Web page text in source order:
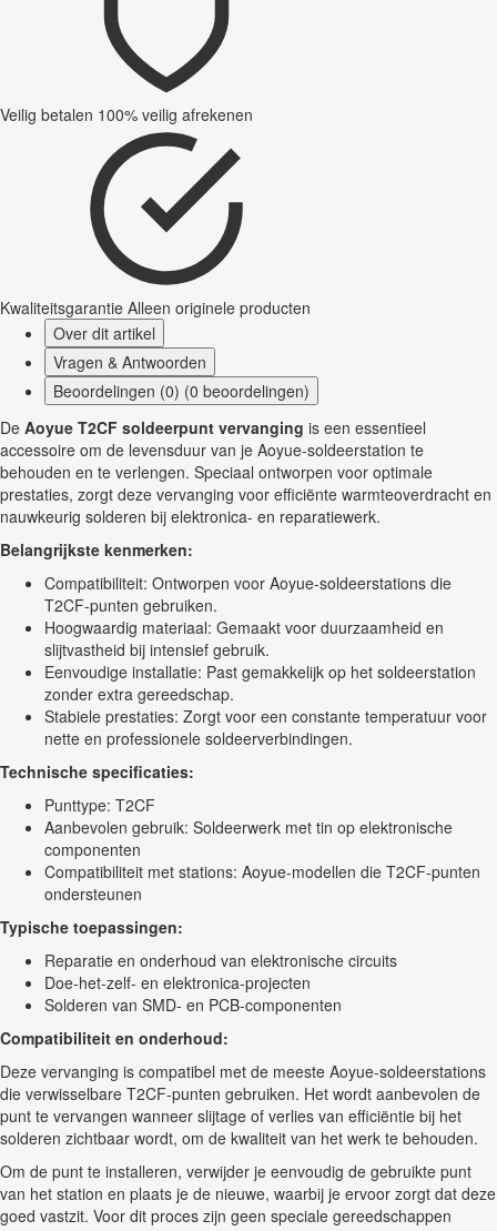
Veilig betalen 100% veilig afrekenen
Kwaliteitsgarantie Alleen originele producten
Over dit artikel
Vragen & Antwoorden
Beoordelingen (0) (0 beoordelingen)
De Aoyue T2CF soldeerpunt vervanging is een essentieel
accessoire om de levensduur van je Aoyue-soldeerstation te
behouden en te verlengen. Speciaal ontworpen voor optimale
prestaties, zorgt deze vervanging voor efficiënte warmteoverdracht en
nauwkeurig solderen bij elektronica- en reparatiewerk.
Belangrijkste kenmerken:
Compatibiliteit: Ontworpen voor Aoyue-soldeerstations die
T2CF-punten gebruiken.
Hoogwaardig materiaal: Gemaakt voor duurzaamheid en
slijtvastheid bij intensief gebruik.
Eenvoudige installatie: Past gemakkelijk op het soldeerstation
zonder extra gereedschap.
Stabiele prestaties: Zorgt voor een constante temperatuur voor
nette en professionele soldeerverbindingen.
Technische specificaties:
Punttype: T2CF
Aanbevolen gebruik: Soldeerwerk met tin op elektronische
componenten
Compatibiliteit met stations: Aoyue-modellen die T2CF-punten
ondersteunen
Typische toepassingen:
Reparatie en onderhoud van elektronische circuits
Doe-het-zelf- en elektronica-projecten
Solderen van SMD- en PCB-componenten
Compatibiliteit en onderhoud:
Deze vervanging is compatibel met de meeste Aoyue-soldeerstations
die verwisselbare T2CF-punten gebruiken. Het wordt aanbevolen de
punt te vervangen wanneer slijtage of verlies van efficiëntie bij het
solderen zichtbaar wordt, om de kwaliteit van het werk te behouden.
Om de punt te installeren, verwijder je eenvoudig de gebruikte punt
van het station en plaats je de nieuwe, waarbij je ervoor zorgt dat deze
goed vastzit. Voor dit proces zijn geen speciale gereedschappen